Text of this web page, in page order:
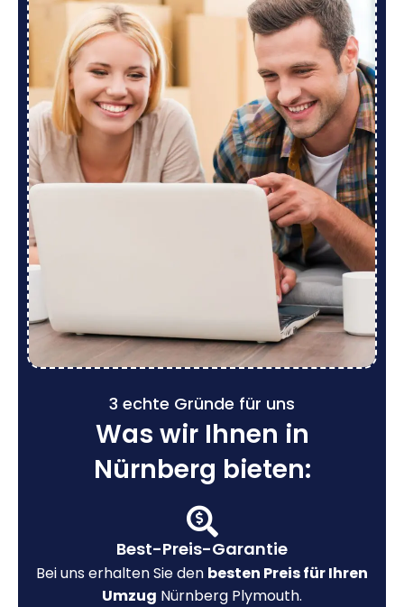
3 echte Gründe für uns
Was wir Ihnen in
Nürnberg bieten:
Best-Preis-Garantie
Bei uns erhalten Sie den besten Preis für Ihren
Umzug Nürnberg Plymouth.